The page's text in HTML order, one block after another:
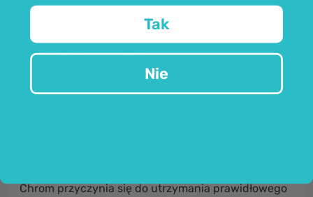
chromu. Co ciekawe, nasz organizm wykazuje
większe zapotrzebowanie na chrom, jeśli
Chrom pomaga w utrzymaniu
Chromprzyczynia się do utrzymania prawidłowego
Tak
Nie